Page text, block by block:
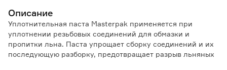
Описание
Уплотнительная паста Masterpak применяется при
уплотнении резьбовых соединений для обмазки и
пропитки льна. Паста упрощает сборку соединений и их
последующую разборку, предотвращает разрыв льняных